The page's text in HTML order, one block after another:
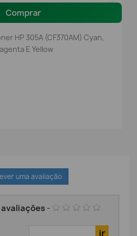
Comprar
HP 305A (CF370AM) Cyan,
E Yellow
uma avaliação
avaliações-